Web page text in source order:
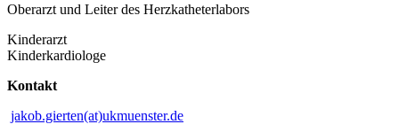
Oberarzt und Leiter des Herzkatheterlabors
Kinderarzt
Kinderkardiologe
Kontakt
jakob.gierten(at)ukmuenster.de